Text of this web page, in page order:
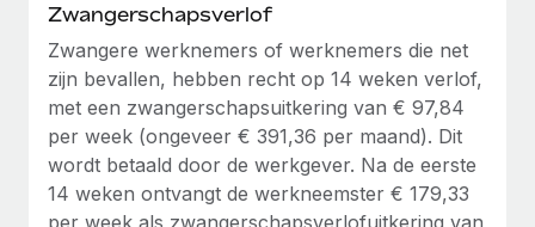
Zwangerschapsverlof
Zwangere werknemers of werknemers die net
zijn bevallen, hebben recht op 14 weken verlof,
met een zwangerschapsuitkering van € 97,84
per week (ongeveer € 391,36 per maand). Dit
wordt betaald door de werkgever. Na de eerste
14 weken ontvangt de werkneemster € 179,33
per week als zwangerschapsverlofuitkering van